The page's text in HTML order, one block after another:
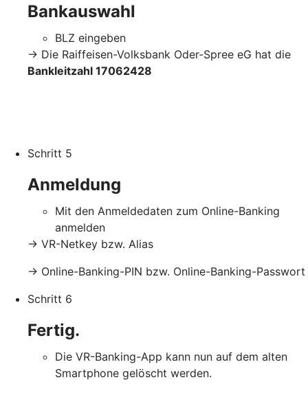
Bankauswahl
BLZ eingeben
-> Die Raiffeisen-Volksbank Oder-Spree eG hat die
Bankleitzahl 17062428
Schritt 5
Anmeldung
Mit den Anmeldedaten zum Online-Banking
anmelden
-> VR-Netkey bzw. Alias
-> Online-Banking-PIN bzw. Online-Banking-Passwort
Schritt 6
Fertig.
Die VR-Banking-App kann nun auf dem alten
Smartphone gelöscht werden.